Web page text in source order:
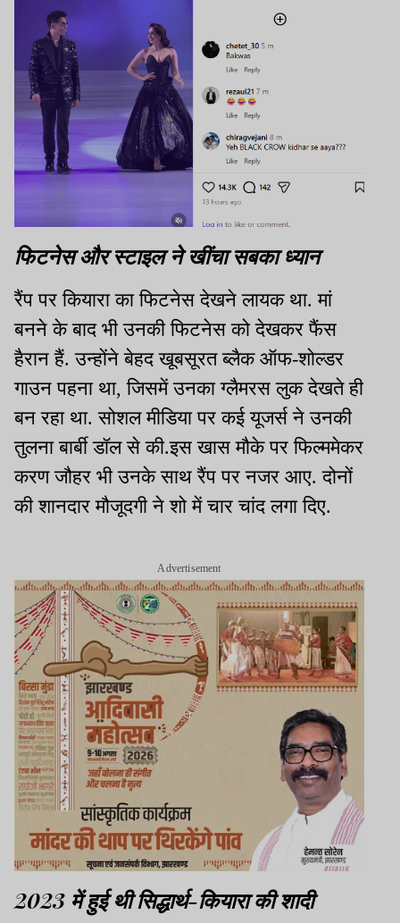
फिटनेस और स्टाइल ने खींचा सबका ध्यान
रैंप पर कियारा का फिटनेस देखने लायक था. मां
बनने के बाद भी उनकी फिटनेस को देखकर फैंस
हैरान हैं. उन्होंने बेहद खूबसूरत ब्लैक ऑफ-शोल्डर
गाउन पहना था, जिसमें उनका ग्लैमरस लुक देखते ही
बन रहा था. सोशल मीडिया पर कई यूजर्स ने उनकी
तुलना बार्बी डॉल से की.इस खास मौके पर फिल्ममेकर
करण जौहर भी उनके साथ रैंप पर नजर आए. दोनों
की शानदार मौजूदगी ने शो में चार चांद लगा दिए.
Advertisement
2023 में हुई थी सिद्धार्थ-कियारा की शादी